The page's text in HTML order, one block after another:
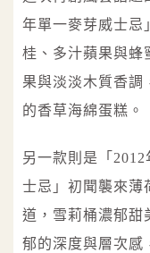
年單一麥芽威士忌
桂、多汁蘋果與蜂
果與淡淡木質香調
的香草海綿蛋糕。
另一款則是「
士忌」初聞襲來薄
道，雪莉桶濃郁甜
郁的深度與層次感